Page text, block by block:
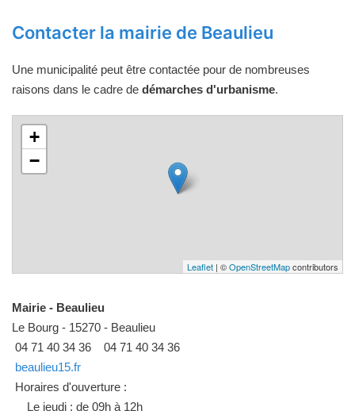
Contacter la mairie de Beaulieu
Une municipalité peut être contactée pour de nombreuses
raisons dans le cadre de démarches d'urbanisme.
+
−
Leaflet | ©OpenStreetMapcontributors
Mairie - Beaulieu
Le Bourg - 15270 - Beaulieu
04 71 40 34 36
04 71 40 34 36
beaulieu15.fr
Horaires d'ouverture :
Le jeudi : de 09h à 12h